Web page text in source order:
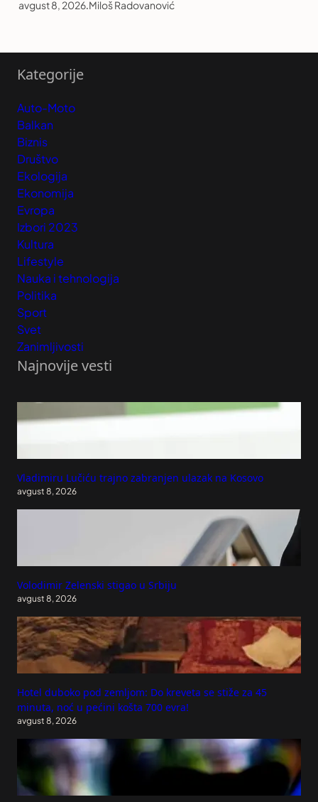
avgust 8, 2026.Miloš Radovanović
Kategorije
Auto-Moto
Balkan
Biznis
Društvo
Ekologija
Ekonomija
Evropa
Izbori 2023
Kultura
Lifestyle
Nauka i tehnologija
Politika
Sport
Svet
Zanimljivosti
Najnovije vesti
Vladimiru Lučiću trajno zabranjen ulazak na Kosovo
avgust 8, 2026
Volodimir Zelenski stigao u Srbiju
avgust 8, 2026
Hotel duboko pod zemljom: Do kreveta se stiže za 45
minuta, noć u pećini košta 700 evra!
avgust 8, 2026